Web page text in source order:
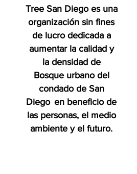
Tree San Diego es una
organización sin fines
de lucro dedicada a
aumentar la calidad y
la densidad de
Bosque urbano del
condado de San
Diego en beneficio de
las personas, el medio
ambiente y el futuro.